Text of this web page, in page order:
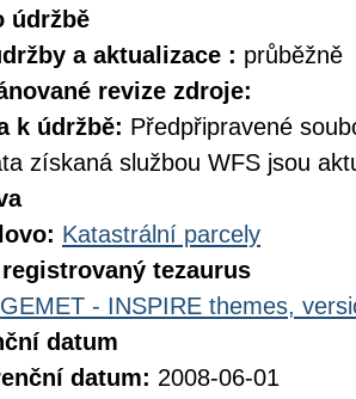
údržbě
a aktualizace : průběžně
revize zdroje:
k údržbě: Předpřipravené
získaná službou WFS jsou
Katastrální parcely
tezaurus
GEMET - INSPIRE themes,
datum
datum: 2008-06-01